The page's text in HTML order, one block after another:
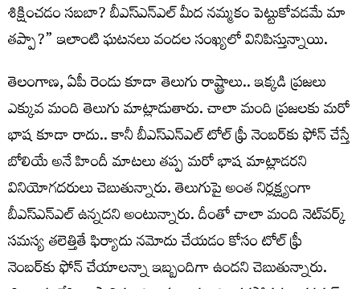
శిక్షించడం సబబా? బీఎస్ఎన్ఎల్‌ మీద నమ్మకం పెట్టుకోవడమే మా
తప్పా?” ఇలాంటి ఘటనలు వందల సంఖ్యలో వినిపిస్తున్నాయి.
తెలంగాణ‌, ఏపీ రెండు కూడా తెలుగు రాష్ట్రాలు.. ఇక్క‌డి ప్ర‌జ‌లు
ఎక్కువ మంది తెలుగు మాట్లాడుతారు. చాలా మంది ప్ర‌జ‌ల‌కు మ‌రో
భాష కూడా రాదు.. కానీ బీఎస్ఎన్ఎల్‌ టోల్ ఫ్రీ నెంబ‌ర్‌కు ఫోన్ చేస్తే
బోలియే అనే హిందీ మాట‌లు త‌ప్ప మ‌రో భాష మాట్లాడ‌రని
వినియోగదరులు చెబుతున్నారు. తెలుగుపై అంత నిర్ల‌క్ష్యంగా
బీఎస్ఎన్ఎల్‌ ఉన్నదని అంటున్నారు. దీంతో చాలా మంది నెట్‌వర్క్‌
స‌మ‌స్య త‌లెత్తితే ఫిర్యాదు న‌మోదు చేయ‌డం కోసం టోల్ ఫ్రీ
నెంబ‌ర్‌కు ఫోన్‌ చేయాలన్నా ఇబ్బందిగా ఉందని చెబుతున్నారు.